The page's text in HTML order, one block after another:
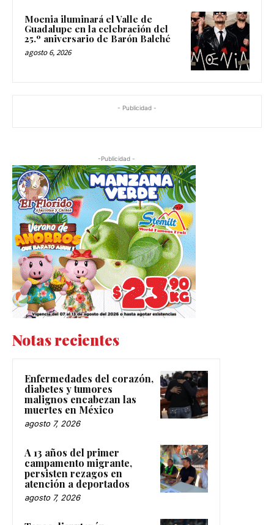
Moenia iluminará el Valle de
Guadalupe en la celebración del
25.º aniversario de Barón Balché
agosto 6, 2026
- Publicidad -
-Publicidad -
Notas recientes
Enfermedades del corazón,
diabetes y tumores
malignos encabezan las
muertes en México
agosto 7, 2026
A 13 años del primer
campamento migrante,
persisten rezagos en
atención a deportados
agosto 7, 2026